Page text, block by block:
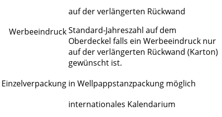
Werbeeindruck
auf der verlängerten Rückwand
Standard-Jahreszahl auf dem
Oberdeckel falls ein Werbeeindruck nur
auf der verlängerten Rückwand (Karton)
gewünscht ist.
Einzelverpackung in Wellpappstanzpackung möglich
internationales Kalendarium